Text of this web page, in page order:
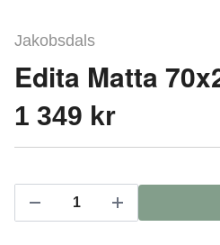
Jakobsdals
Edita Matta
1 349 kr